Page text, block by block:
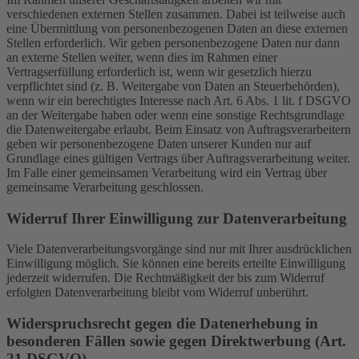
verschiedenen externen Stellen zusammen. Dabei ist teilweise auch
eine Übermittlung von personenbezogenen Daten an diese externen
Stellen erforderlich. Wir geben personenbezogene Daten nur dann
an externe Stellen weiter, wenn dies im Rahmen einer
Vertragserfüllung erforderlich ist, wenn wir gesetzlich hierzu
verpflichtet sind (z. B. Weitergabe von Daten an Steuerbehörden),
wenn wir ein berechtigtes Interesse nach Art. 6 Abs. 1 lit. f DSGVO
an der Weitergabe haben oder wenn eine sonstige Rechtsgrundlage
die Datenweitergabe erlaubt. Beim Einsatz von Auftragsverarbeitern
geben wir personenbezogene Daten unserer Kunden nur auf
Grundlage eines gültigen Vertrags über Auftragsverarbeitung weiter.
Im Falle einer gemeinsamen Verarbeitung wird ein Vertrag über
gemeinsame Verarbeitung geschlossen.
Widerruf Ihrer Einwilligung zur Datenverarbeitung
Viele Datenverarbeitungsvorgänge sind nur mit Ihrer ausdrücklichen
Einwilligung möglich. Sie können eine bereits erteilte Einwilligung
jederzeit widerrufen. Die Rechtmäßigkeit der bis zum Widerruf
erfolgten Datenverarbeitung bleibt vom Widerruf unberührt.
Widerspruchsrecht gegen die Datenerhebung in
besonderen Fällen sowie gegen Direktwerbung (Art.